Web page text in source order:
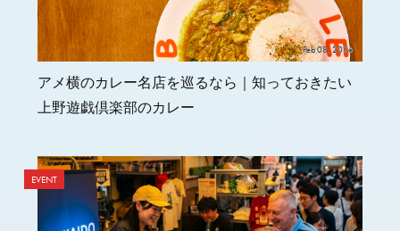
Feb 08, 2026
アメ横のカレー名店を巡るなら｜知っておきたい
上野遊戯倶楽部のカレー
EVENT